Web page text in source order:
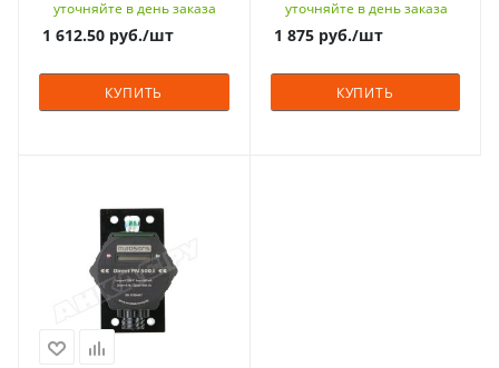
уточняйте в день заказа
1 612.50 руб./шт
КУПИТЬ
уточняйте в день заказа
1 875руб./шт
КУПИТЬ